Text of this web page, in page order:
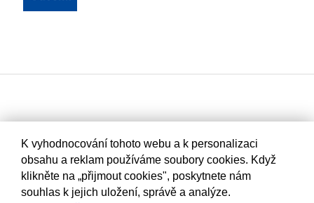
K vyhodnocování tohoto webu a k personalizaci
obsahu a reklam používáme soubory cookies. Když
klikněte na „přijmout cookies", poskytnete nám
souhlas k jejich uložení, správě a analýze.